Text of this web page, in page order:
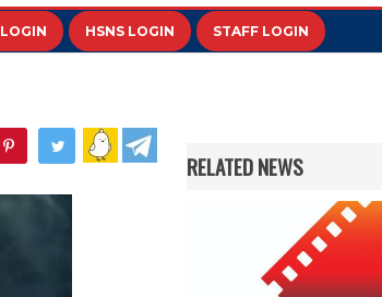
HSNS LOGIN STAFF LOGIN
RELATED NEWS